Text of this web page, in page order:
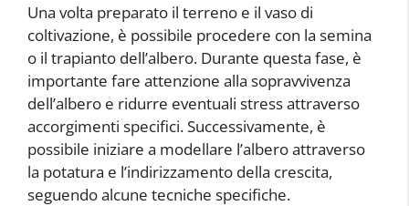
Una volta preparato il terreno e il vaso di
coltivazione, è possibile procedere con la semina
o il trapianto dell’albero. Durante questa fase, è
importante fare attenzione alla sopravvivenza
dell’albero e ridurre eventuali stress attraverso
accorgimenti specifici. Successivamente, è
possibile iniziare a modellare l’albero attraverso
la potatura e l’indirizzamento della crescita,
seguendo alcune tecniche specifiche.